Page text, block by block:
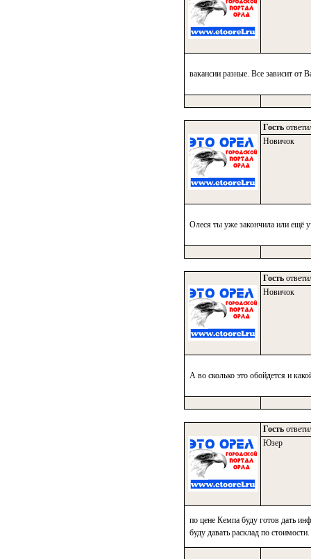
вакансии разные. Все зависит от
Гость
Новичок
Олеся ты уже закончила или ещё
Гость
Новичок
А во сколько это обойдется и
Гость
Юзер
по цене Кемпа буду готов дать
буду давать расклад по стоимости.